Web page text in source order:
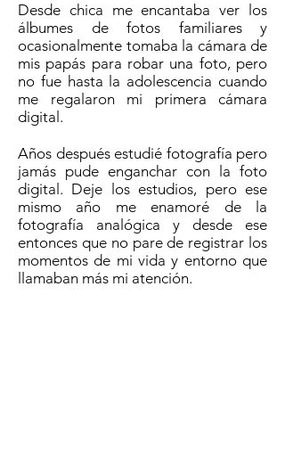
Desde chica me encantaba ver los
álbumes de fotos familiares y
ocasionalmente tomaba la cámara de
mis papás para robar una foto, pero
no fue hasta la adolescencia cuando
me regalaron mi primera cámara
digital.
Años después estudié fotografía pero
jamás pude enganchar con la foto
digital. Deje los estudios, pero ese
mismo año me enamoré de la
fotografía analógica y desde ese
entonces que no pare de registrar los
momentos de mi vida y entorno que
llamaban más mi atención.